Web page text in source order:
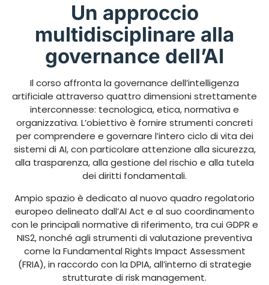
Un approccio
multidisciplinare alla
governance dell’AI
Il corso affronta la governance dell’intelligenza
artificiale attraverso quattro dimensioni strettamente
interconnesse: tecnologica, etica, normativa e
organizzativa. L’obiettivo è fornire strumenti concreti
per comprendere e governare l’intero ciclo di vita dei
sistemi di AI, con particolare attenzione alla sicurezza,
alla trasparenza, alla gestione del rischio e alla tutela
dei diritti fondamentali.
Ampio spazio è dedicato al nuovo quadro regolatorio
europeo delineato dall’AI Act e al suo coordinamento
con le principali normative di riferimento, tra cui GDPR e
NIS2, nonché agli strumenti di valutazione preventiva
come la Fundamental Rights Impact Assessment
(FRIA), in raccordo con la DPIA, all’interno di strategie
strutturate di risk management.